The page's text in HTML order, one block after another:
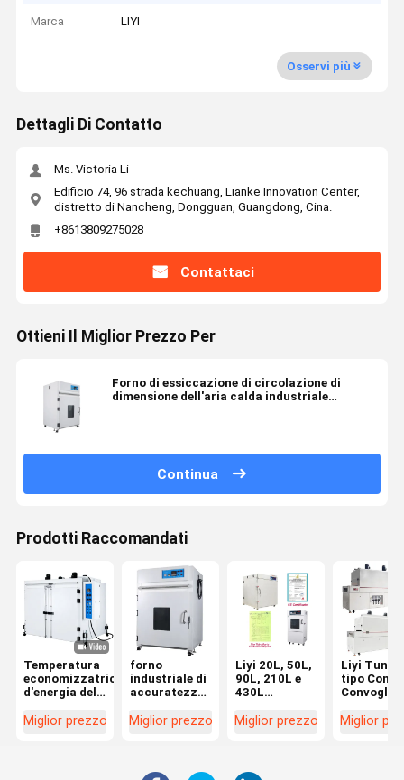
Marca LIYI
Osservi più
Dettagli Di Contatto
Ms. Victoria Li
Edificio 74, 96 strada kechuang, Lianke Innovation Center,
distretto di Nancheng, Dongguan, Guangdong, Cina.
+8613809275028
Contattaci
Ottieni Il Miglior Prezzo Per
Forno di essiccazione di circolazione di
dimensione dell'aria calda industriale
Continua
Prodotti Raccomandati
Temperatura
economizzatrice
d'energia del
congelatore
Miglior prezzo
forno
industriale di
accuratezza
protezione
Miglior prezzo
Liyi 20L, 50L,
90L, 210L e
430L
per uso di
asciugatura a
Miglior prezzo
Liyi
tipo
Convoglio
calda
Miglior